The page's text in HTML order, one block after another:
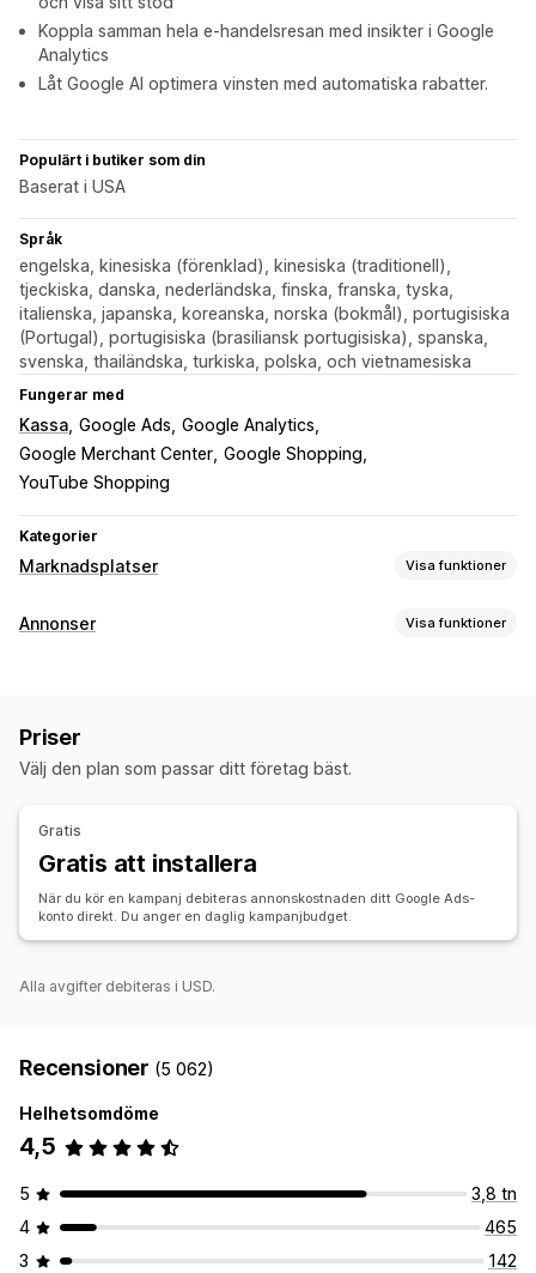
Koppla samman hela e-handelsresan med insikter i Google
Analytics
Låt Google AI optimera vinsten med automatiska rabatter.
Populärt i butiker som din
Baserat i USA
Språk
engelska, kinesiska (förenklad), kinesiska (traditionell),
tjeckiska, danska, nederländska, finska, franska, tyska,
italienska, japanska, koreanska, norska (bokmål), portugisiska
(Portugal), portugisiska (brasiliansk portugisiska), spanska,
svenska, thailändska, turkiska, polska, och vietnamesiska
Fungerar med
Kassa Google Ads Google Analytics
Google Merchant Center Google Shopping
YouTube Shopping
Kategorier
Marknadsplatser Visa funktioner
Hantering av listning
Lagersynkronisering
Annonser Visa funktioner
Anpassade målgrupper
Återmarknadsföring
Prestandaanalys
Mätvärden för engagemang
Priser
Välj den plan som passar ditt företag bäst.
Gratis
Gratis att installera
När du kör en kampanj debiteras annonskostnaden ditt Google Ads-
konto direkt. Du anger en daglig kampanjbudget.
Alla avgifter debiteras i USD.
Recensioner (5 062)
Helhetsomdöme
4,5
5
3,8 tn
4
465
3
142